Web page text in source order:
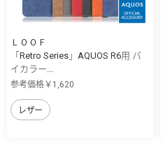
ＬＯＯＦ
「Retro Series」AQUOS R6用 バ
イカラー...
参考価格￥1,620
レザー